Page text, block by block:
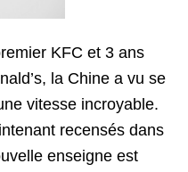
KFC et 3 ans
la Chine a vu se
vitesse incroyable.
recensés dans
enseigne est